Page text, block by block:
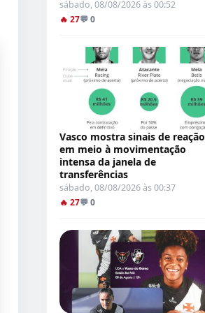
sábado, 08/08/2026 às 00:52
🔥 27💬 0
Vasco mostra sinais de reação
em meio à movimentação
intensa da janela de
transferências
sábado, 08/08/2026 às 00:37
🔥 27💬 0